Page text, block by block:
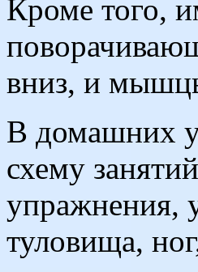
Кроме того,
вниз, и
В домашних
схему
упражнения,
туловища,